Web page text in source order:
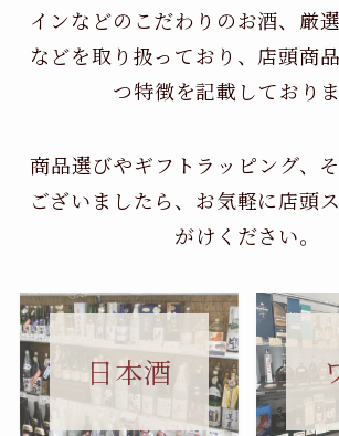
インなどのこだわりのお酒、 厳
などを取り扱っており、店頭商
つ特徴を記載しておりま
商品選びやギフトラッピング、
ございましたら、お気軽に店頭
がけください。
日本酒